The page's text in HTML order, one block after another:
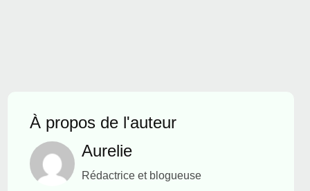
À propos de l'auteur
Aurelie
Rédactrice et blogueuse